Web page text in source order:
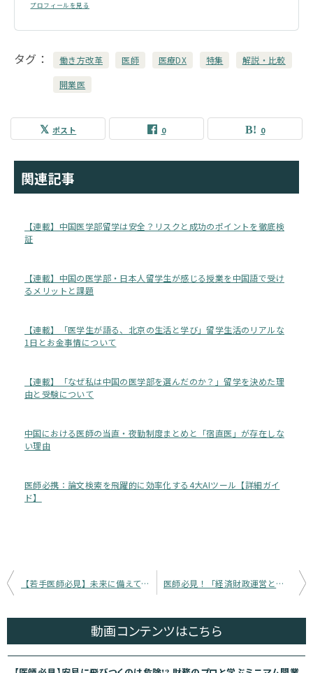
プロフィールを見る
タグ 働き方改革 医師 医療DX 特集 解説・比較
開業医
ポスト 0 0
関連記事
【連載】中国医学部留学は安全？リスクと成功のポイントを徹底検
証
【連載】中国の医学部・日本人留学生が感じる授業を中国語で受け
るメリットと課題
【連載】「医学生が語る、北京の生活と学び」留学生活のリアルな
1日とお金事情について
【連載】「なぜ私は中国の医学部を選んだのか？」留学を決めた理
由と受験について
中国における医師の当直・夜勤制度まとめと「宿直医」が存在しな
い理由
医師必携：論文検索を飛躍的に効率化する4大AIツール【詳細ガイ
ド】
投
ビ
【若手医師必見】未来に備えて、若手医師が知っておくべき社会保障改革の方向性 2025年4月最新版＠財務省 医師必見！「経済財政運営と改革の基本方針2025」完全解説 – 医療現場への影響を徹底分析
動画コンテンツはこちら